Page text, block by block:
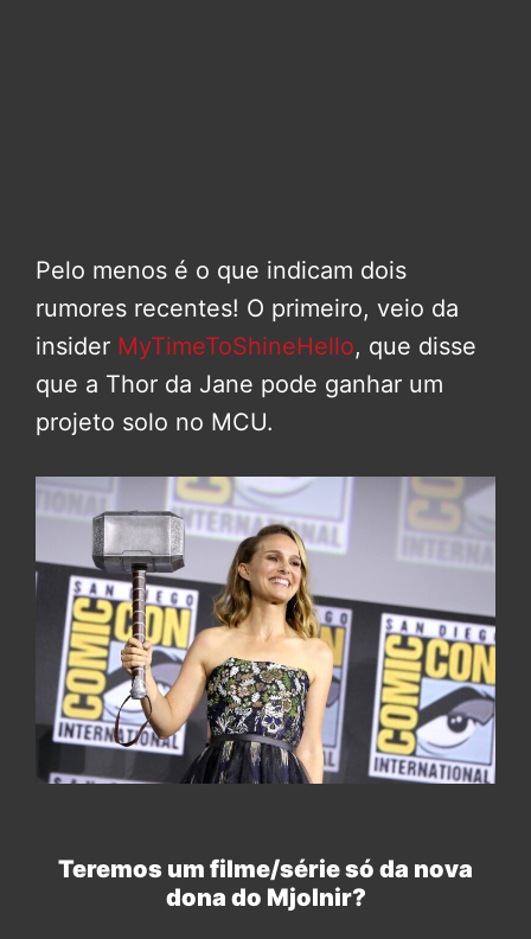
Pelo menos é o que indicam dois
rumores recentes! O primeiro, veio da
insider MyTimeToShineHello, que disse
que a Thor da Jane pode ganhar um
projeto solo no MCU.
Teremos um filme/série só da nova
dona do Mjolnir?